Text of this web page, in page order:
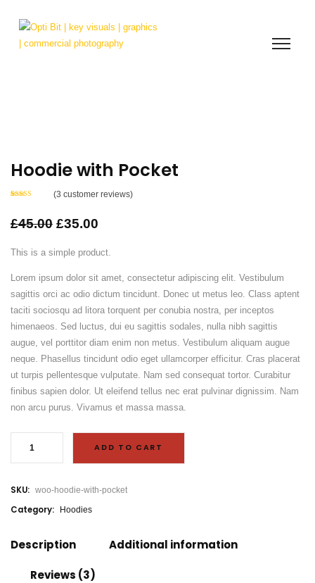
Hoodie with Pocket
of 5 based
oncustomer
(3 customer reviews)
£45.00 £35.00
This is a simple product.
Lorem ipsum dolor sit amet, consectetur adipiscing elit. Vestibulum
sagittis orci ac odio dictum tincidunt. Donec ut metus leo. Class aptent
taciti sociosqu ad litora torquent per conubia nostra, per inceptos
himenaeos. Sed luctus, dui eu sagittis sodales, nulla nibh sagittis
augue, vel porttitor diam enim non metus. Vestibulum aliquam augue
neque. Phasellus tincidunt odio eget ullamcorper efficitur. Cras placerat
ut turpis pellentesque vulputate. Nam sed consequat tortor. Curabitur
finibus sapien dolor. Ut eleifend tellus nec erat pulvinar dignissim. Nam
non arcu purus. Vivamus et massa massa.
H
d
w
t
c
ADD TO CART
SKU: woo-hoodie-with-pocket
Category: Hoodies
Description Additional information
Reviews (3)